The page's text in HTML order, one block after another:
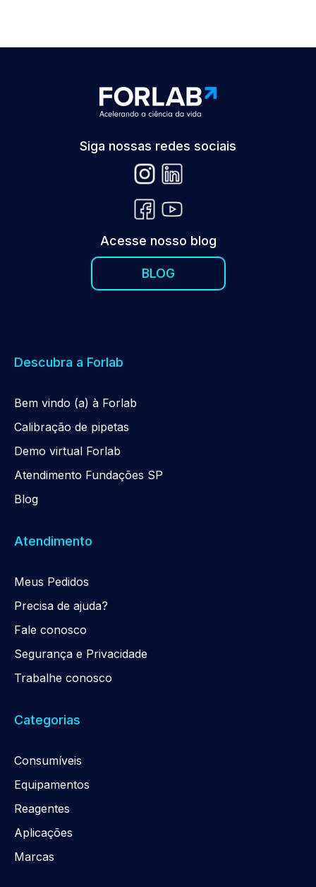
Siga nossas redes sociais
Acesse nosso blog
BLOG
Descubra a Forlab
Bem vindo (a) à Forlab
Calibração de pipetas
Demo virtual Forlab
Atendimento Fundações SP
Blog
Atendimento
Meus Pedidos
Precisa de ajuda?
Fale conosco
Segurança e Privacidade
Trabalhe conosco
Categorias
Consumíveis
Equipamentos
Reagentes
Aplicações
Marcas